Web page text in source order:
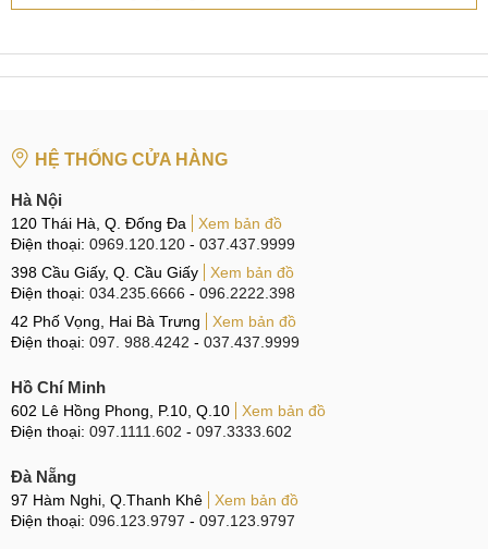
lúc ban đầu chưa tháo máy.
Thời gian bảo hành dài hạn.
Hình ảnh: Nhân viên MobileCity đang thay pin Xiaomi Mi3
KIỂM TRA MÁY MIỄN PHÍ
(Sự hài lòng và tin tưởng của bạn là động lực phát triển của
chúng tôi)
Hệ thống sửa chữa điện thoại di động
Tại Hà Nội
CN 1:120 Thái Hà, Q. Đống Đa
HỆ THỐNG CỬA HÀNG
Hà Nội
120 Thái Hà, Q. Đống Đa
Xem bản đồ
Điện thoại: 0969.120.120 - 037.437.9999
398 Cầu Giấy, Q. Cầu Giấy
Xem bản đồ
Điện thoại: 034.235.6666 - 096.2222.398
42 Phố Vọng, Hai Bà Trưng
Xem bản đồ
Điện thoại: 097. 988.4242 - 037.437.9999
Hồ Chí Minh
602 Lê Hồng Phong, P.10, Q.10
Xem bản đồ
Điện thoại: 097.1111.602 - 097.3333.602
Đà Nẵng
97 Hàm Nghi, Q.Thanh Khê
Xem bản đồ
Điện thoại: 096.123.9797 - 097.123.9797